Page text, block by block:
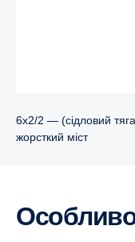
6x2/2 — (сідловий
жорсткий міст